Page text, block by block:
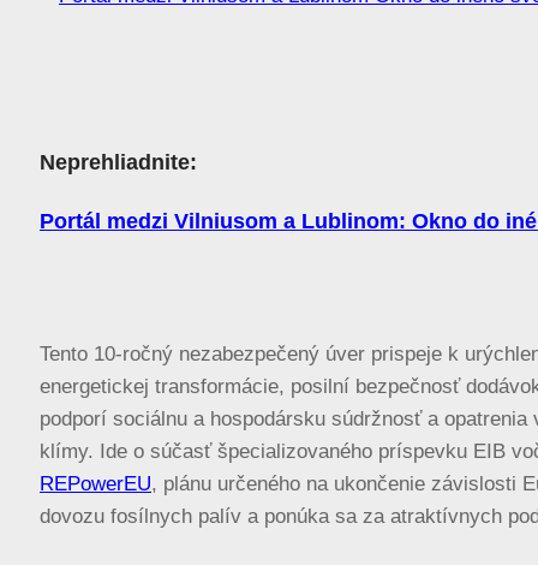
Neprehliadnite:
Portál medzi Vilniusom a Lublinom: Okno do
Tento 10-ročný nezabezpečený úver prispeje k
energetickej transformácie, posilní bezpečnosť
podporí sociálnu a hospodársku súdržnosť a opatrenia
klímy. Ide o súčasť špecializovaného príspevku EIB
REPowerEU, plánu určeného na ukončenie závislosti
dovozu fosílnych palív a ponúka sa za atraktívnych